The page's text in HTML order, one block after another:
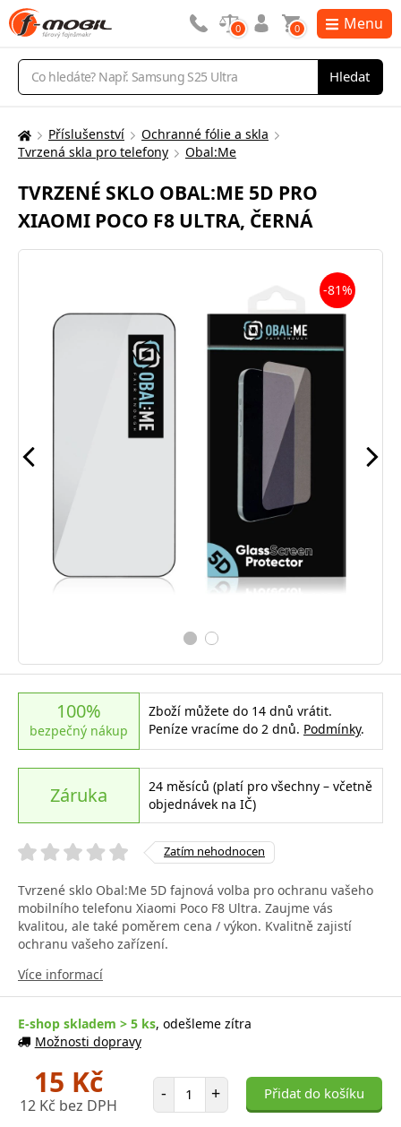
Vyhledávání
Hledat
0 0 Menu
Zde
nacházíte:
Příslušenství
Ochranné fólie a skla
Tvrzená skla pro telefony
Obal:Me
TVRZENÉ SKLO OBAL:ME 5D PRO
XIAOMI POCO F8 ULTRA, ČERNÁ
-81%
100%
bezpečný nákup
Zboží můžete do 14 dnů vrátit.
Peníze vracíme do 2 dnů. Podmínky.
Záruka
24 měsíců (platí pro všechny – včetně
objednávek na IČ)
Zatím nehodnocen
Tvrzené sklo Obal:Me 5D fajnová volba pro ochranu vašeho
mobilního telefonu Xiaomi Poco F8 Ultra. Zaujme vás
kvalitou, ale také poměrem cena / výkon. Kvalitně zajistí
ochranu vašeho zařízení.
Více informací
E-shop skladem > 5 ks, odešleme zítra
Možnosti dopravy
15 Kč
12 Kč bez DPH
- Počet položek
+ Přidat do košíku